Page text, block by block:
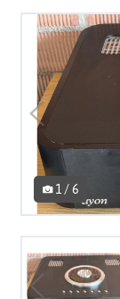
1 / 6